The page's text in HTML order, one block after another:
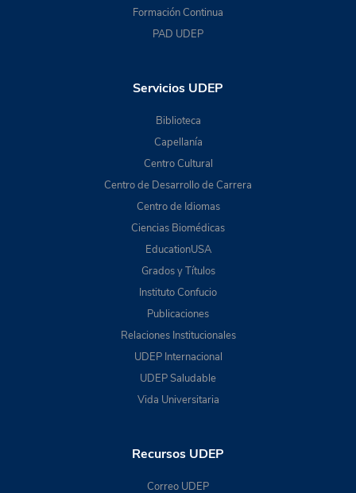
Formación Continua
PAD UDEP
Servicios UDEP
Biblioteca
Capellanía
Centro Cultural
Centro de Desarrollo de Carrera
Centro de Idiomas
Ciencias Biomédicas
EducationUSA
Grados y Títulos
Instituto Confucio
Publicaciones
Relaciones Institucionales
UDEP Internacional
UDEP Saludable
Vida Universitaria
Recursos UDEP
Correo UDEP